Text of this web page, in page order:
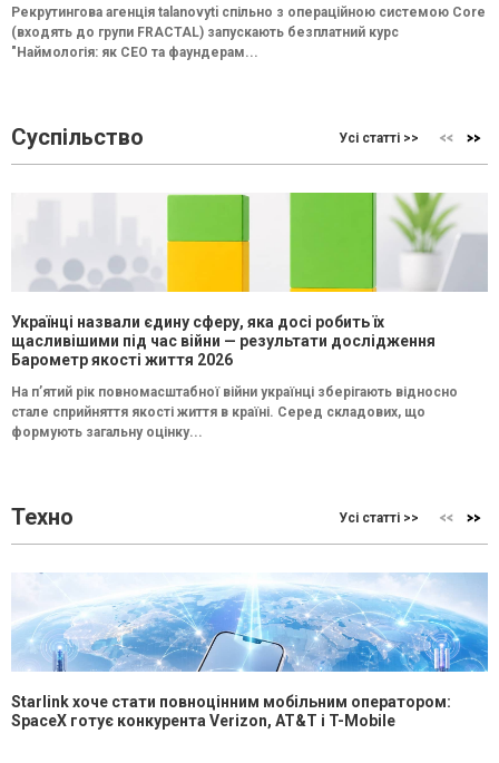
Рекрутингова агенція talanovyti спільно з операційною системою Core
(входять до групи FRACTAL) запускають безплатний курс
"Наймологія: як СEO та фаундерам...
Суспільство Усі статті >>
Українці назвали єдину сферу, яка досі робить їх
щасливішими під час війни — результати дослідження
Барометр якості життя 2026
На п’ятий рік повномасштабної війни українці зберігають відносно
стале сприйняття якості життя в країні. Серед складових, що
формують загальну оцінку...
Техно Усі статті >>
Starlink хоче стати повноцінним мобільним оператором:
SpaceX готує конкурента Verizon, AT&T і T-Mobile